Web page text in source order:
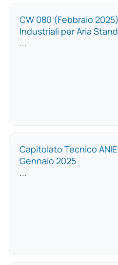
CW 080 (Febbraio
Industriali per Aria
...
Capitolato Tecnico
Gennaio 2025
...